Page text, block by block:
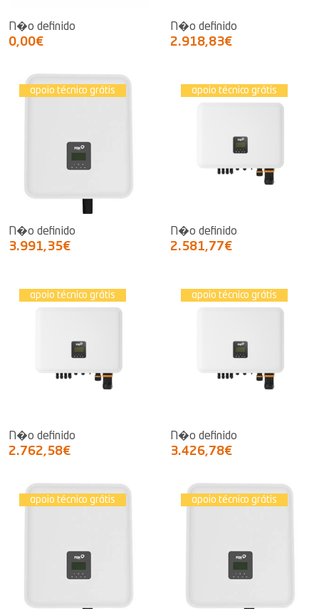
N�o definido
0,00€
N�o definido
2.918,83€
apoio técnico grátis
N�o definido
3.991,35€
apoio técnico grátis
N�o definido
2.581,77€
apoio técnico grátis
N�o definido
2.762,58€
apoio técnico grátis
N�o definido
3.426,78€
apoio técnico grátis apoio técnico grátis